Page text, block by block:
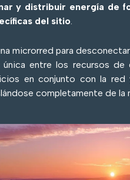
y distribuir energía de
del sitio.
microrred para
entre los recursos de
en conjunto con la
completamente de la